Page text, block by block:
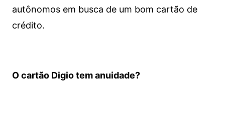
autônomos em busca de um bom cartão de
crédito.
O cartão Digio tem anuidade?